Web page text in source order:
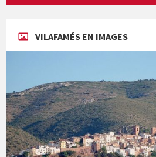
Concerts al Museu
VILAFAMÉS EN IMAGES